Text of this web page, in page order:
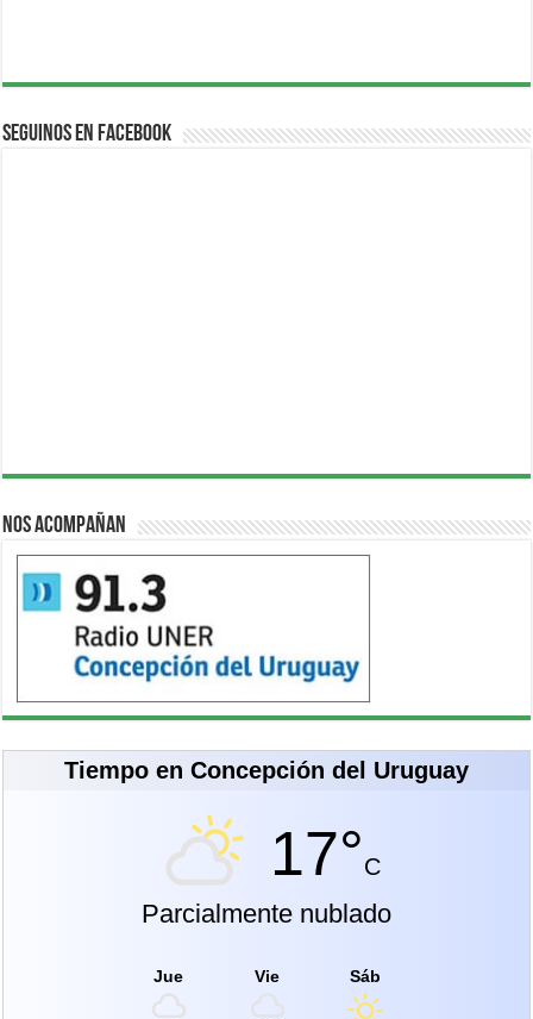
Seguinos en Facebook
Nos acompañan
Tiempo en Concepción del Uruguay
17°C
Parcialmente nublado
Jue Vie Sáb